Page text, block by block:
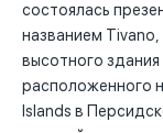
состоялась
названием
высотного
расположенного
Islands в